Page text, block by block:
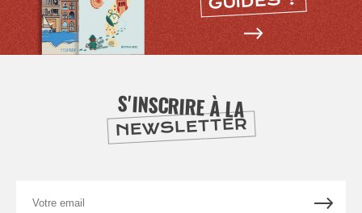
S'INSCRIRE À LA
NEWSLETTER
email